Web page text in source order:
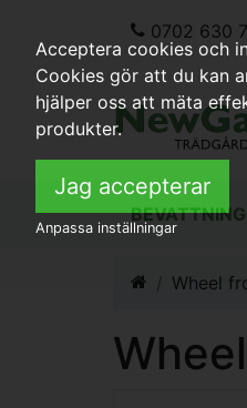
0702 630
BEVATTNING
Wheel
Acceptera cookies och
Cookies gör att du kan
hjälper oss att mäta
produkter.
Jag accepterar
Anpassa inställningar